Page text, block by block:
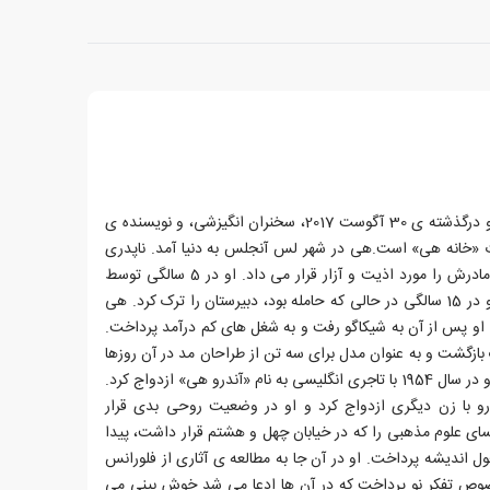
لوییز ال. هی، زاده ی 8 اکتبر 1926 و درگذشته ی 30 آگوست 2017، سخنران انگیزشی، و نویسنده ی
«خانه هی» است.هی در شهر لس آنجلس به دنیا آمد. ناپدری
اش فردی خشن بود و همواره او و مادرش را مورد اذیت و آزار قرار می داد. او در 5 سالگی توسط
همسایه اش مورد تجاوز قرار گرفت و در 15 سالگی در حالی که حامله بود، دبیرستان را ترک کرد. هی
او پس از آن به شیکاگو رفت و به شغل های کم درآمد پرداخت.
به نیویورک بازگشت و به عنوان مدل برای سه تن از طراحان مد در آن روزها
کار کرد که برایش موفقیت آمیز بود. او در سال 1954 با تاجری انگلیسی به نام «آندرو هی» ازدواج کرد.
آندرو با زن دیگری ازدواج کرد و او در وضعیت روحی بدی قرار
علوم مذهبی را که در خیابان چهل و هشتم قرار داشت، پیدا
اندیشه پرداخت. او در آن جا به مطالعه ی آثاری از فلورانس